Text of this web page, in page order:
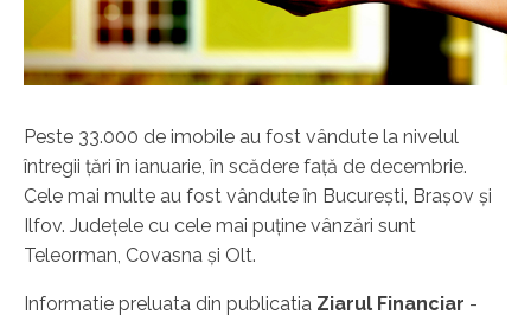
Peste 33.000 de imobile au fost vândute la nivelul
întregii ţări în ianuarie, în scădere faţă de decembrie.
Cele mai multe au fost vândute în Bucureşti, Braşov şi
Ilfov. Judeţele cu cele mai puţine vânzări sunt
Teleorman, Covasna şi Olt.
Informatie preluata din publicatia Ziarul Financiar -